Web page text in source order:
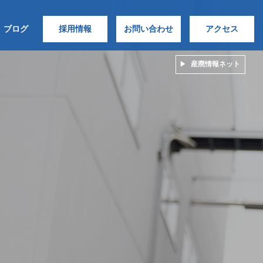
産廃情報ネット
ブログ 採用情報 お問い合わせ アクセス